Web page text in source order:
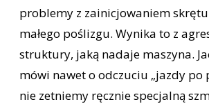
problemy z zainicjowaniem
małego poślizgu. Wynika to z
struktury, jaką nadaje maszyna.
mówi nawet o odczuciu „jazdy po
nie zetniemy ręcznie specjalną